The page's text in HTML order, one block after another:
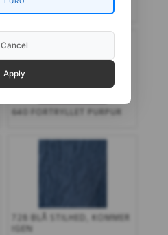
748 MØRK DEMIN,
640 FORTRYLLET PURPUR
728 BLÅ STILHED, KOMMER
IGEN
Cancel
Apply